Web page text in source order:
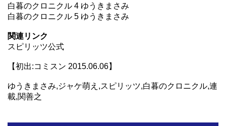
白暮のクロニクル 4 ゆうきまさみ
白暮のクロニクル 5 ゆうきまさみ
関連リンク
スピリッツ公式
【初出:コミスン 2015.06.06】
ゆうきまさみ,ジャケ萌え,スピリッツ,白暮のクロニクル,連
載,関善之